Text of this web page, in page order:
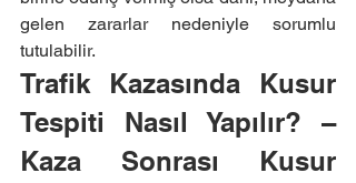
gelen zararlar nedeniyle sorumlu
tutulabilir.
Trafik Kazasında Kusur
Tespiti Nasıl Yapılır? –
Kaza Sonrası Kusur